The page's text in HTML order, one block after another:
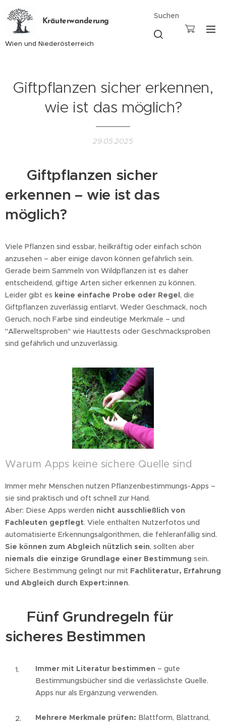
Kräuterwanderung
Wien und Niederösterreich
Suchen
Giftpflanzen sicher erkennen,
wie ist das möglich?
29.05.2025
🌿 Giftpflanzen sicher
erkennen – wie ist das
möglich?
Viele Pflanzen sind essbar, heilkräftig oder einfach schön
anzusehen – aber einige davon können gefährlich sein.
Gerade beim Sammeln von Wildpflanzen ist es daher
entscheidend, giftige Arten sicher erkennen zu können.
Leider gibt es keine einfache Probe oder Regel, die
Giftpflanzen zuverlässig entlarvt. Weder Geschmack, noch
Geruch, noch Farbe sind eindeutige Merkmale – und
"Allerweltsproben" wie Hauttests oder Geschmacksproben
sind gefährlich und unzuverlässig.
Warum Apps keine sichere Quelle sind
Immer mehr Menschen nutzen Pflanzenbestimmungs-Apps –
sie sind praktisch und oft schnell zur Hand.
Aber: Diese Apps werden nicht ausschließlich von
Fachleuten gepflegt. Viele enthalten Nutzerfotos und
automatisierte Erkennungsalgorithmen, die fehleranfällig sind.
Sie können zum Abgleich nützlich sein, sollten aber
niemals die einzige Grundlage einer Bestimmung sein.
Sichere Bestimmung gelingt nur mit Fachliteratur, Erfahrung
und Abgleich durch Expert:innen.
🌸 Fünf Grundregeln für
sicheres Bestimmen
Immer mit Literatur bestimmen – gute
Bestimmungsbücher sind die verlässlichste Quelle.
Apps nur als Ergänzung verwenden.
Mehrere Merkmale prüfen: Blattform, Blattrand,